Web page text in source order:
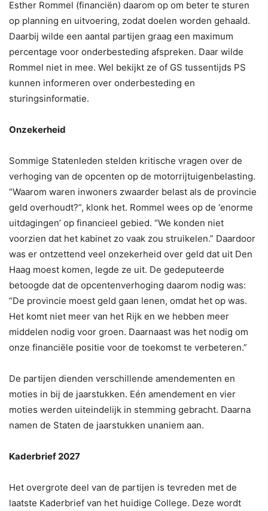
Esther Rommel (financiën) daarom op om beter te sturen
op planning en uitvoering, zodat doelen worden gehaald.
Daarbij wilde een aantal partijen graag een maximum
percentage voor onderbesteding afspreken. Daar wilde
Rommel niet in mee. Wel bekijkt ze of GS tussentijds PS
kunnen informeren over onderbesteding en
sturingsinformatie.
Onzekerheid
Sommige Statenleden stelden kritische vragen over de
verhoging van de opcenten op de motorrijtuigenbelasting.
“Waarom waren inwoners zwaarder belast als de provincie
geld overhoudt?”, klonk het. Rommel wees op de ‘enorme
uitdagingen’ op financieel gebied. “We konden niet
voorzien dat het kabinet zo vaak zou struikelen.” Daardoor
was er ontzettend veel onzekerheid over geld dat uit Den
Haag moest komen, legde ze uit. De gedeputeerde
betoogde dat de opcentenverhoging daarom nodig was:
“De provincie moest geld gaan lenen, omdat het op was.
Het komt niet meer van het Rijk en we hebben meer
middelen nodig voor groen. Daarnaast was het nodig om
onze financiële positie voor de toekomst te verbeteren.”
De partijen dienden verschillende amendementen en
moties in bij de jaarstukken. Eén amendement en vier
moties werden uiteindelijk in stemming gebracht. Daarna
namen de Staten de jaarstukken unaniem aan.
Kaderbrief 2027
Het overgrote deel van de partijen is tevreden met de
laatste Kaderbrief van het huidige College. Deze wordt